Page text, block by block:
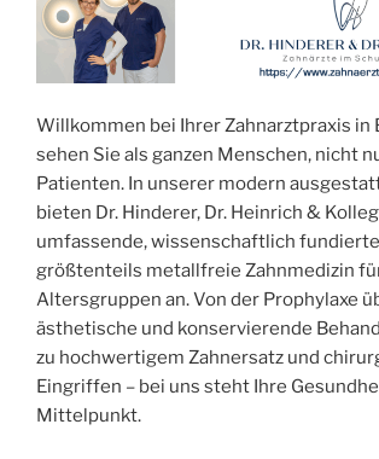
Willkommen bei Ihrer Zahnarztpraxis in
sehen Sie als ganzen Menschen, nicht
Patienten. In unserer modern
bieten Dr. Hinderer, Dr. Heinrich &
umfassende, wissenschaftlich
größtenteils metallfreie Zahnmedizin
Altersgruppen an. Von der Prophylaxe
ästhetische und konservierende
zu hochwertigem Zahnersatz und
Eingriffen – bei uns steht Ihre
Mittelpunkt.